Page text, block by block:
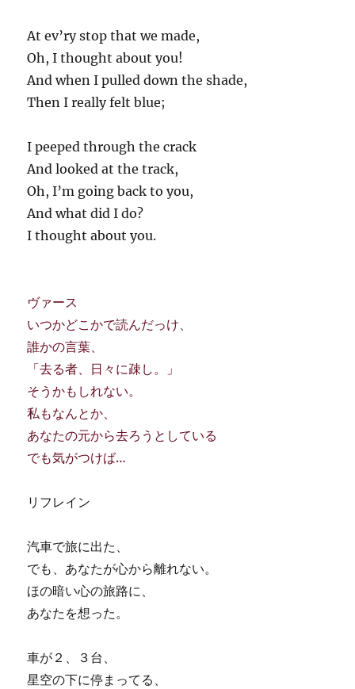
At ev’ry stop that we made,
Oh, I thought about you!
And when I pulled down the shade,
Then I really felt blue;
I peeped through the crack
And looked at the track,
Oh, I’m going back to you,
And what did I do?
I thought about you.
ヴァース
いつかどこかで読んだっけ、
誰かの言葉、
「去る者、日々に疎し。」
そうかもしれない。
私もなんとか、
あなたの元から去ろうとしている
でも気がつけば…
リフレイン
汽車で旅に出た、
でも、あなたが心から離れない。
ほの暗い心の旅路に、
あなたを想った。
車が２、３台、
星空の下に停まってる、